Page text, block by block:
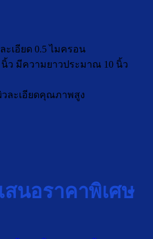
เอียด 0.5 ไมครอน
นิ้ว มีความยาวประมาณ 10 นิ้ว
ละเอียดคุณภาพสูง
นอราคาพิเศษ